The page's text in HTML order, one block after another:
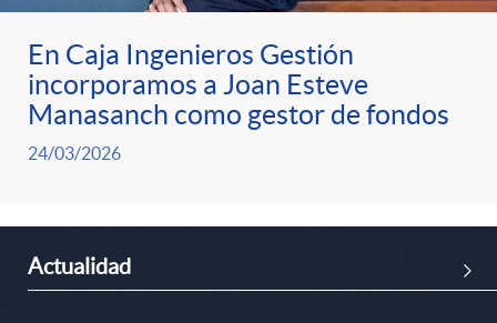
a
s
<
/
En Caja Ingenieros Gestión
incorporamos a Joan Esteve
Manasanch como gestor de fondos
24/03/2026
IActualidad